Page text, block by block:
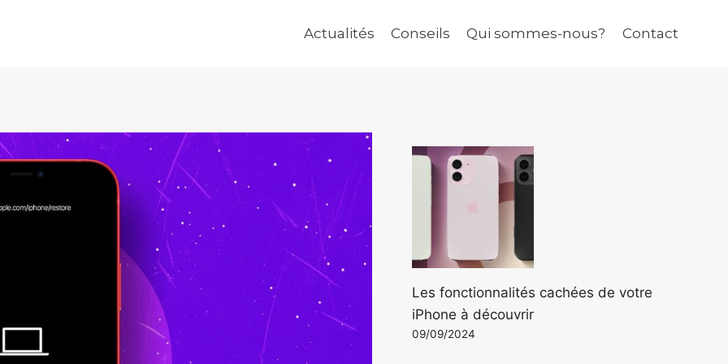
Actualités Conseils Qui sommes-nous? Contact
Les fonctionnalités cachées de votre
iPhone à découvrir
09/09/2024